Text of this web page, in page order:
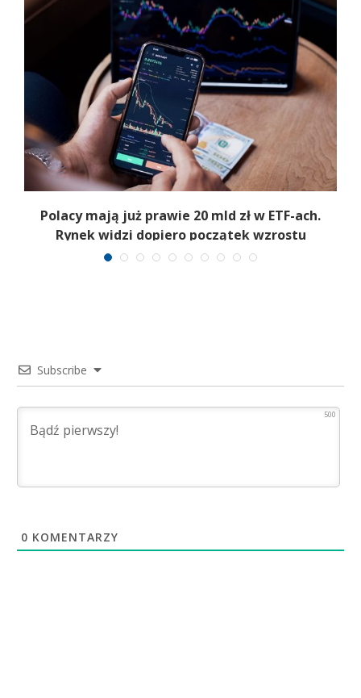
Polacy mają już prawie 20 mld zł w ETF-ach.
Rynek widzi dopiero początek wzrostu
Subscribe
500
0 KOMENTARZY